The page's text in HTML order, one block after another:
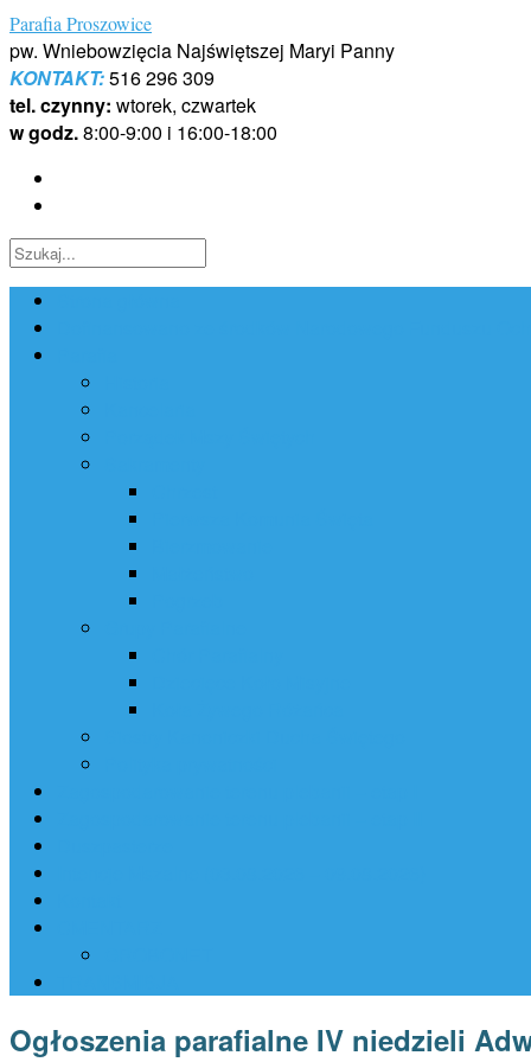
Skip
to
content
Parafia Proszowice
pw. Wniebowzięcia Najświętszej Maryi Panny
KONTAKT:516 296 309
tel. czynny: wtorek, czwartek
w godz.8:00-9:00 i 16:00-18:00
Ogłoszenia parafialne IV niedzieli